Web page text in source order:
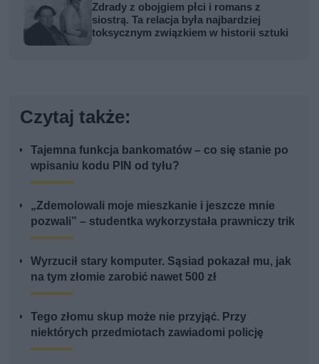
Zdrady z obojgiem płci i romans z
siostrą. Ta relacja była najbardziej
toksycznym związkiem w historii sztuki
Czytaj także:
Tajemna funkcja bankomatów – co się stanie po
wpisaniu kodu PIN od tyłu?
„Zdemolowali moje mieszkanie i jeszcze mnie
pozwali” – studentka wykorzystała prawniczy trik
Wyrzucił stary komputer. Sąsiad pokazał mu, jak
na tym złomie zarobić nawet 500 zł
Tego złomu skup może nie przyjąć. Przy
niektórych przedmiotach zawiadomi policję